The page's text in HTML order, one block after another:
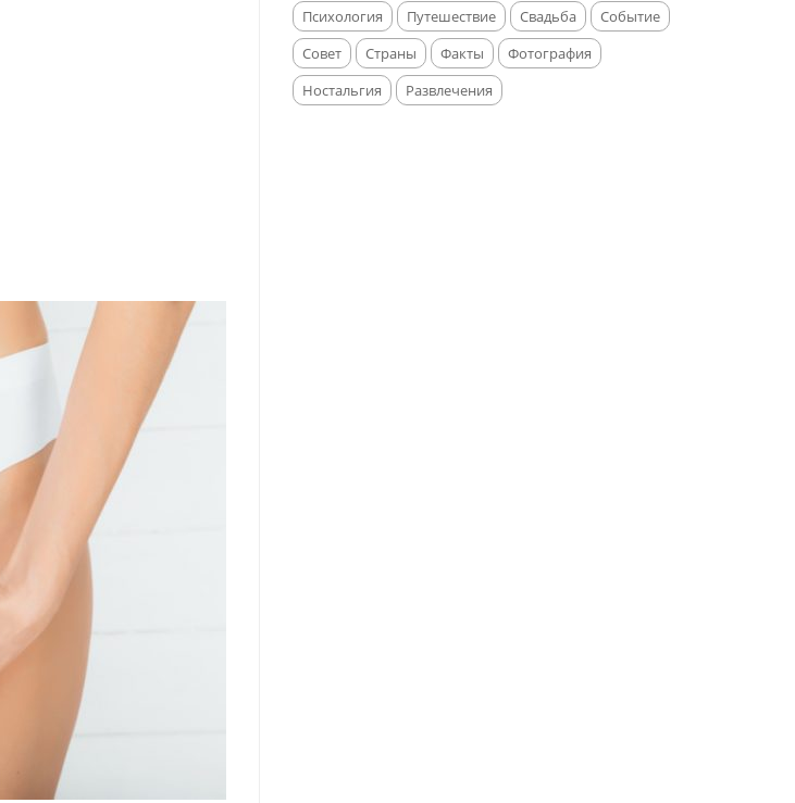
Психология
Путешествие Свадьба
Событие
Совет
Страны Факты
Фотография
Ностальгия
Развлечения